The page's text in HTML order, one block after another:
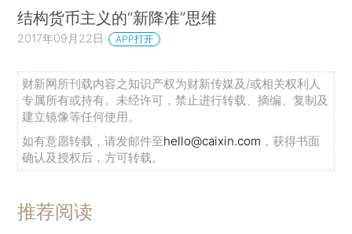
题，以及我和黄海洲
（2018a,2018b,2018c,2019）的一系列研究得出
一，货币是一种国家股权。第二，货币是一种主
权。这对很多人来说可能是不言而喻的，但也有很
多学者不这么认为。第三，货币是中央银行功能的
核心。这一点非常重要，但很多人没有完全理解这
币Libra（天称币）。根据我们的研究结论，Libra
不是货币。我也会谈到现代货币理论（MMT）及其
结构货币主义的“新降准”思维
2017年09月22日 APP打开
财新网所刊载内容之知识产权为财新传媒及/或相关权利人
专属所有或持有。未经许可，禁止进行转载、摘编、复制及
建立镜像等任何使用。
如有意愿转载，请发邮件至hello@caixin.com ，获得书面
确认及授权后，方可转载。
推荐阅读